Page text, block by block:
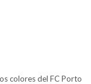
colores del FC Porto